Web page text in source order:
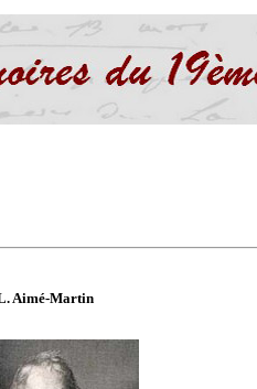
Aimé-Martin